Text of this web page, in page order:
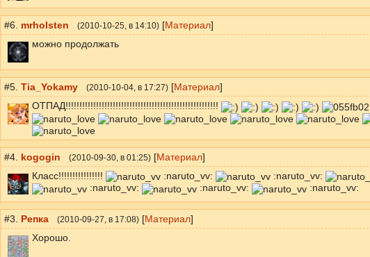
#6. mrholsten (2010-10-25, в 14:10)[Материал]
можно продолжaть
#5. Tia_Yokamy (2010-10-04, в 17:27)[Материал]
ОТПАД!!!!!!!!!!!!!!!!!!!!!!!!!!!!!!!!!!!!!!!!!!!!!!!!!!!!!!!
#4. kogogin (2010-09-30, в 01:25)[Материал]
Класс!!!!!!!!!!!!!!!!
:naruto_vv: :naruto_vv:
:naruto_vv:
:naruto_vv: :naruto_vv:
#3. Репка (2010-09-27 , в 17:08)[Материал]
Хорошо.